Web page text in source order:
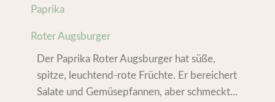
Paprika
Roter Augsburger
Der Paprika Roter Augsburger hat süße,
spitze, leuchtend-rote Früchte. Er bereichert
Salate und Gemüsepfannen, aber schmeckt...